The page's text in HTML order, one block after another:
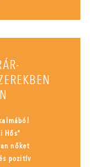
Hős”
nőket
pozitív